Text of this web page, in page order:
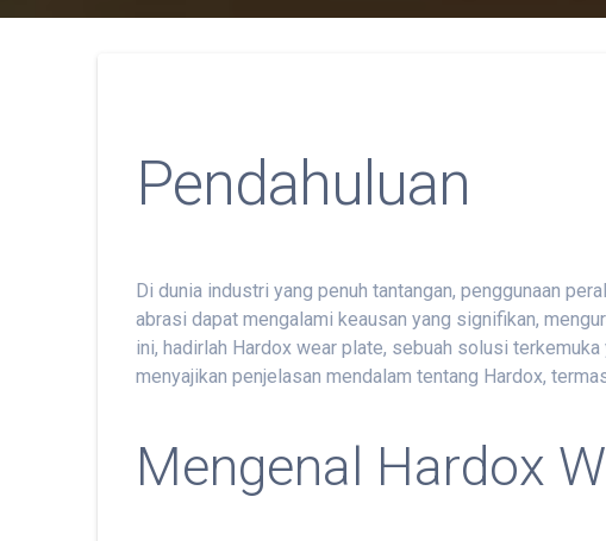
Pendahuluan
Di dunia industri yang penuh tantangan, penggunaan
abrasi dapat mengalami keausan yang signifikan,
ini, hadirlah Hardox wear plate, sebuah solusi terkemuka
menyajikan penjelasan mendalam tentang Hardox,
Mengenal Hardox